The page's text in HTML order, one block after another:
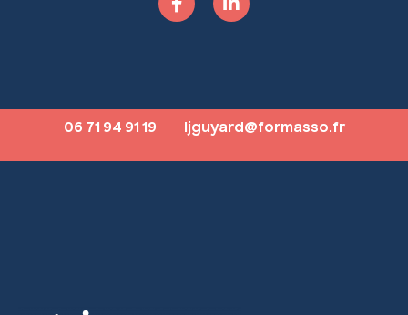
06 71 94 91 19 ljguyard@formasso.fr